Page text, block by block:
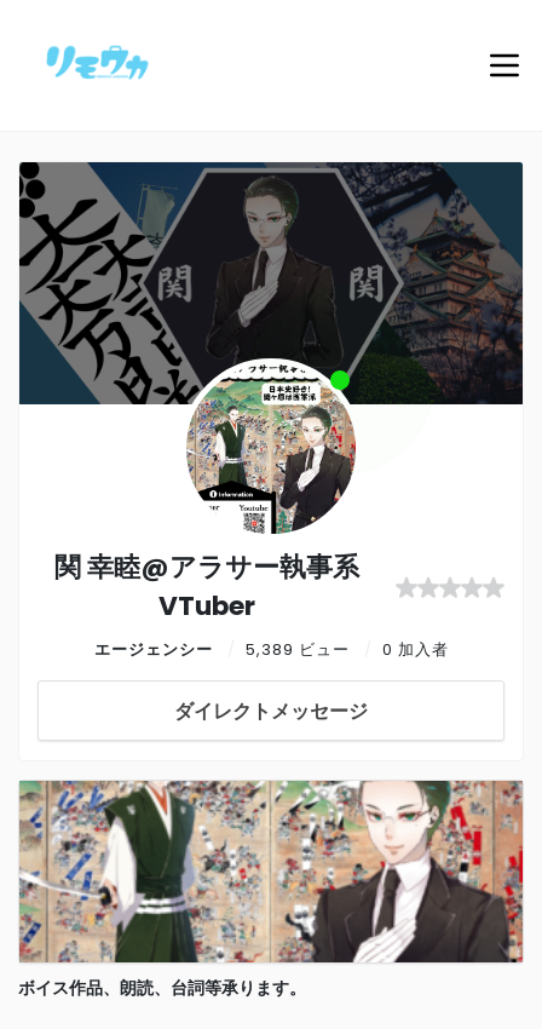
関 幸睦@アラサー執事系
VTuber
エージェンシー 5,389 ビュー 0 加入者
ダイレクトメッセージ
ボイス作品、朗読、台詞等承ります。